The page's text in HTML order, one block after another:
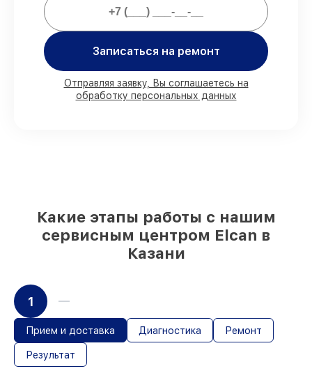
Мы гарантируем:
присутствии
90%комплектующих Elcan готовы к
Записаться на ремонт
Отправляя заявку, Вы соглашаетесь на
обработку персональных данных
Какие этапы работы с нашим
сервисным центром Elcan в
Казани
1
Прием и доставка Диагностика Ремонт
Результат